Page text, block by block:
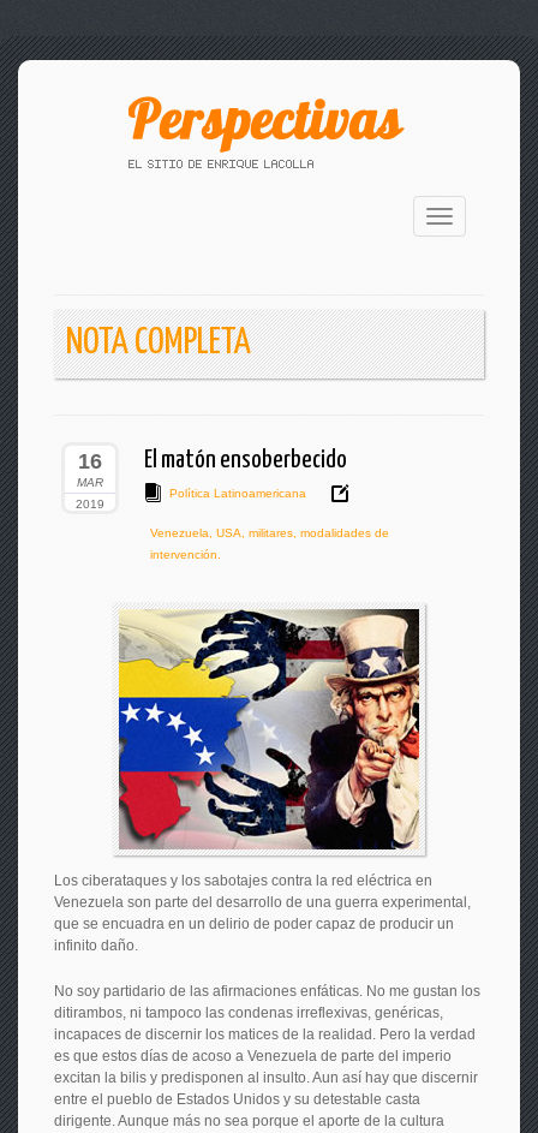
Toggle
navigation
NOTA COMPLETA
16
MAR
2019
El matón ensoberbecido
Política Latinoamericana
Venezuela USA militares, modalidades de
intervención.
Los ciberataques y los sabotajes contra la red eléctrica en
Venezuela son parte del desarrollo de una guerra experimental,
que se encuadra en un delirio de poder capaz de producir un
infinito daño.
No soy partidario de las afirmaciones enfáticas. No me gustan los
ditirambos, ni tampoco las condenas irreflexivas, genéricas,
incapaces de discernir los matices de la realidad. Pero la verdad
es que estos días de acoso a Venezuela de parte del imperio
excitan la bilis y predisponen al insulto. Aun así hay que discernir
entre el pueblo de Estados Unidos y su detestable casta
dirigente. Aunque más no sea porque el aporte de la cultura